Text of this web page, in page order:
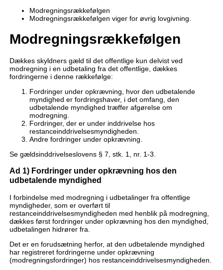
Modregningsrækkefølgen
Modregningsrækkefølgen viger for øvrig lovgivning.
Modregningsrækkefølgen
Dækkes skyldners gæld til det offentlige kun delvist ved
modregning i en udbetaling fra det offentlige, dækkes
fordringerne i denne rækkefølge:
Fordringer under opkrævning, hvor den udbetalende
myndighed er fordringshaver, i det omfang, den
udbetalende myndighed træffer afgørelse om
modregning.
Fordringer, der er under inddrivelse hos
restanceinddrivelsesmyndigheden.
Andre fordringer under opkrævning.
Se gældsinddrivelseslovens § 7, stk. 1, nr. 1-3.
Ad 1) Fordringer under opkrævning hos den
udbetalende myndighed
I forbindelse med modregning i udbetalinger fra offentlige
myndigheder, som er overført til
restanceinddrivelsesmyndigheden med henblik på modregning,
dækkes først fordringer under opkrævning hos den myndighed,
udbetalingen hidrører fra.
Det er en forudsætning herfor, at den udbetalende myndighed
har registreret fordringerne under opkrævning
(modregningsfordringer) hos restanceinddrivelsesmyndigheden.